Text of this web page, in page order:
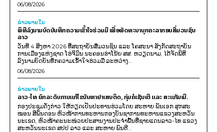
06/08/2026
ຂ່າວພາຍ​ໃນ
ພິທີລົງນາມບົດບັນທຶກຄວາມເຂົ້າໃຈຮ່ວມມື ເພື່ອພັດທະນາບຸກຄະລາກອນສື່ມວນຊົນ
ລາວ
ວັນທີ 4 ສິງຫາ 2026 ທີ່ສະຖາບັນສື່ມວນຊົນ ແລະ ໂຄສະນາ ສັງກັດສະຖາບັນ
ການເມືອງແຫ່ງຊາດ ໂຮ່ຈິມິນ ນະຄອນຮ່າໂນ້ຍ ສສ. ຫວຽດນາມ, ໄດ້ຈັດພິທີ
ລົງນາມບົດບັນທຶກຄວາມເຂົ້າໃຈຮ່ວມມື ລະຫວ່າງ...
06/08/2026
ຂ່າວພາຍ​ໃນ
ລາວ-ໄທ ຍົກລະດັບການແກ້ໄຂບັນຫາຢາເສບຕິດ, ກຸ່ມຄໍເຊັນເຕີ ແລະ ສະແກັມເມີ.
ກອງປະຊຸມດັ່ງກ່າວ ໃຫ້ກຽດເປັນປະທານຮ່ວມໂດຍ ສະຫາຍ ພັນເອກ ສຸກສະ
ໝອນ ສີພັນດອນ ຫົວໜ້າການທະຫານກອງບັນຊາການທະຫານແຂວງສະຫວັນ
ນະເຂດ, ຫົວໜ້າຄະນະໜ່ວຍປະສານງານປະຈຳພື້ນທີ່ຊາຍແດນລາວ-ໄທ ແຂວງ
ສະຫວັນນະເຂດ ສປປ ລາວ ແລະ ສະຫາຍ ພົນຕີ...